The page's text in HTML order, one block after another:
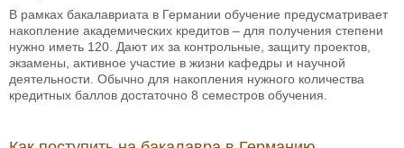
В рамках бакалавриата в Германии обучение предусматривает
накопление академических кредитов – для получения степени
нужно иметь 120. Дают их за контрольные, защиту проектов,
экзамены, активное участие в жизни кафедры и научной
деятельности. Обычно для накопления нужного количества
кредитных баллов достаточно 8 семестров обучения.